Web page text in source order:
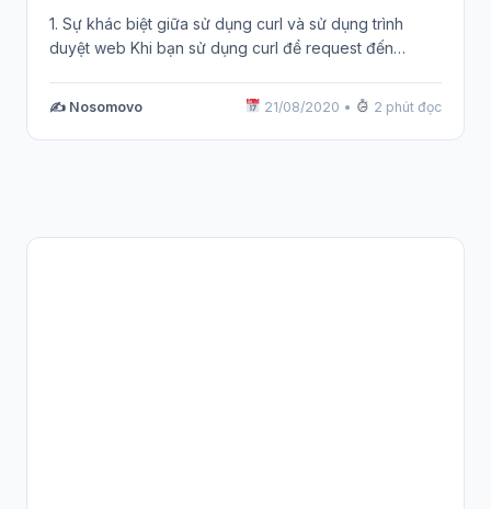
1. Sự khác biệt giữa sử dụng curl và sử dụng trình
duyệt web Khi bạn sử dụng curl để request đến…
✍️ Nosomovo 21/08/2020 • 2 phút đọc